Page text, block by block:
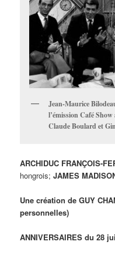
Jean-Maurice
l’émission Café
Claude Boulard et
ARCHIDUC FRANÇOIS-
hongrois;JAMES
Une création de GUY
personnelles)
ANNIVERSAIRES du 28